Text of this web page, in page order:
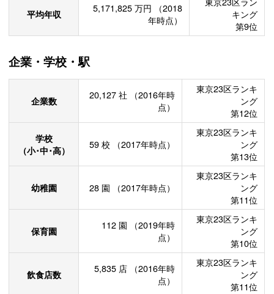
平均年収 5,171,825 万円
（2018
年時点）
キング
第9位
企業・学校・駅
企業数 20,127 社
（2016年時
点）
東京23区ランキ
ング
第12位
学校
（小･中･高）
59 校 （2017年時点）
東京23区ランキ
ング
第13位
幼稚園 28 園 （2017年時点）
東京23区ランキ
ング
第11位
保育園 112 園
（2019年時
点）
東京23区ランキ
ング
第10位
飲食店数 5,835 店
（2016年時
点）
東京23区ランキ
ング
第11位